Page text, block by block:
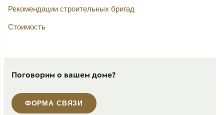
Рекомендации строительных бригад
Стоимость
Поговорим о вашем доме?
ФОРМА СВЯЗИ